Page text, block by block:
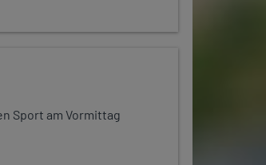
Sport am Vormittag